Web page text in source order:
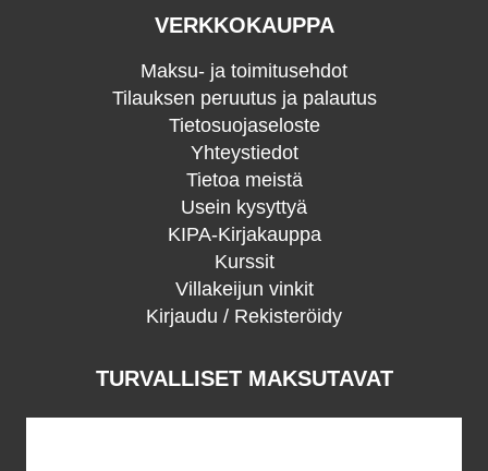
VERKKOKAUPPA
Maksu- ja toimitusehdot
Tilauksen peruutus ja palautus
Tietosuojaseloste
Yhteystiedot
Tietoa meistä
Usein kysyttyä
KIPA-Kirjakauppa
Kurssit
Villakeijun vinkit
Kirjaudu / Rekisteröidy
TURVALLISET MAKSUTAVAT